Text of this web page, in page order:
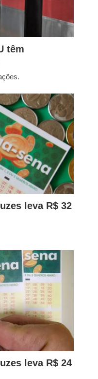
têm
leva R$ 32
leva R$ 24